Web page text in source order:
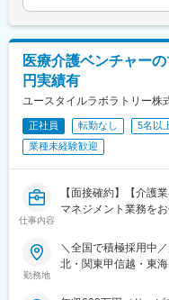
料の借り上げ社宅提
ジション
医療介護ベンチャー
円実績有
ユースタイルラボラトリー株
正社員 転勤なし 5名以
業種未経験歓迎
仕事内容
【面接確約】【介護
マネジメント業務を
勤務地
＼全国で積極採用中
北・関東甲信越・東
木、群馬、埼玉、千